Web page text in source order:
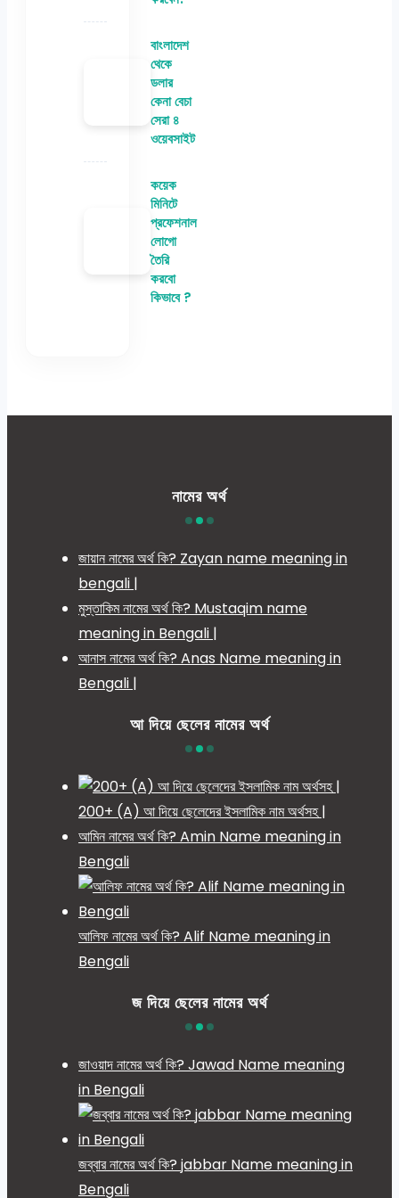
বাংলাদেশ
থেকে
ডলার
কেনা বেচা
সেরা ৪
ওয়েবসাইট
কয়েক
মিনিটে
প্রফেশনাল
লোগো
তৈরি
করবো
কিভাবে ?
নামের অর্থ
জায়ান নামের অর্থ কি? Zayan name meaning in
bengali |
মুস্তাকিম নামের অর্থ কি? Mustaqim name
meaning in Bengali |
আনাস নামের অর্থ কি? Anas Name meaning in
Bengali |
আ দিয়ে ছেলের নামের অর্থ
200+ (A) আ দিয়ে ছেলেদের ইসলামিক নাম অর্থসহ |
আমিন নামের অর্থ কি? Amin Name meaning in
Bengali
আলিফ নামের অর্থ কি? Alif Name meaning in
Bengali
জ দিয়ে ছেলের নামের অর্থ
জাওয়াদ নামের অর্থ কি? Jawad Name meaning
in Bengali
জব্বার নামের অর্থ কি? jabbar Name meaning in
Bengali